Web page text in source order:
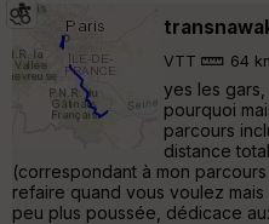
VTT 64
yes les
pourquoi
parcours
distance
(correspondant à mon
refaire quand vous voulez
peu plus poussée, dédicace